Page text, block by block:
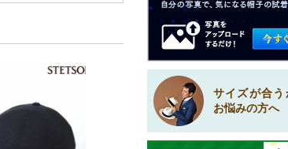
サイズが合う
お悩みの方へ